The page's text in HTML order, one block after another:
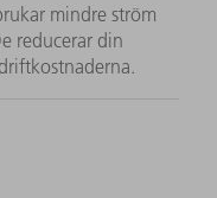
mindre ström
reducerar din